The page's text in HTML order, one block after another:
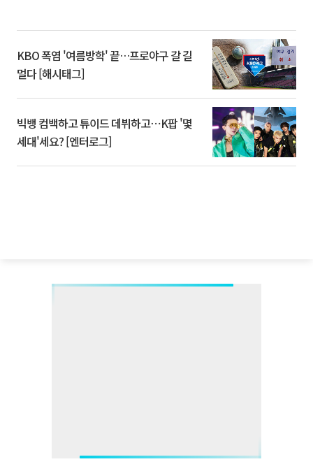
KBO 폭염 '여름방학' 끝…프로야구 갈 길
멀다 [해시태그]
빅뱅 컴백하고 튜이드 데뷔하고⋯K팝 '몇
세대'세요? [엔터로그]